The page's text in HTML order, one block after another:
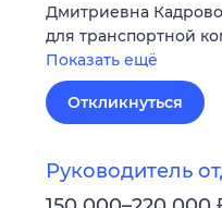
Дмитриевна
для транспортной
Показать ещё
Откликнуться
Руководитель